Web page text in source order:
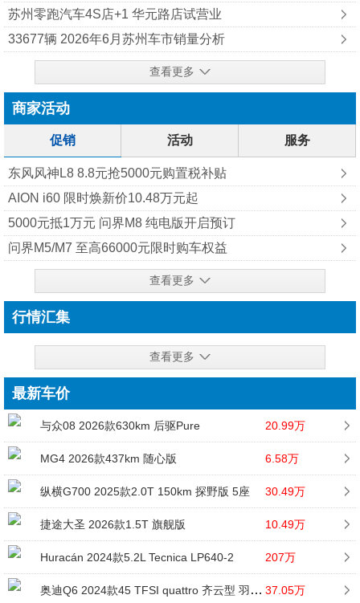
苏州零跑汽车4S店+1 华元路店试营业
33677辆 2026年6月苏州车市销量分析
查看更多
商家活动
促销 活动 服务
东风风神L8 8.8元抢5000元购置税补贴
AION i60 限时焕新价10.48万元起
5000元抵1万元 问界M8 纯‮版电‬开启预订
问界M5/M7 至高66000元限时购车权益
查看更多
行情汇集
查看更多
最新车价
与众08 2026款630km 后驱Pure 20.99万
MG4 2026款437km 随心版 6.58万
纵横G700 2025款2.0T 150km 探野版 5座 30.49万
捷途大圣 2026款1.5T 旗舰版 10.49万
Huracán 2024款5.2L Tecnica LP640-2 207万
奥迪Q6 2024款45 TFSI quattro 齐云型 羽林套装 6座 37.05万